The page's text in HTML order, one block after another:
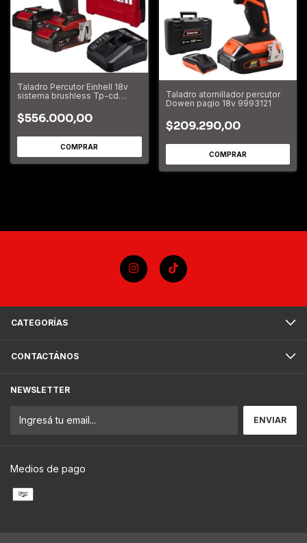
Taladro Percutor Einhell 18v
sistema brushless Tp-cd
$556.000,00
Taladro atornillador percutor
Dowen pagio 18v 9993121
$209.290,00
CATEGORÍAS
CONTACTÁNOS
NEWSLETTER
Medios de pago